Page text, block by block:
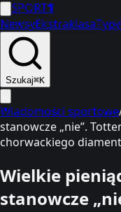
SPORT1
NewsyEkstraklasaTypy
Szukaj⌘K
Wiadomości sportowe
stanowcze „nie”.
chorwackiego
Wielkie
stanowcze